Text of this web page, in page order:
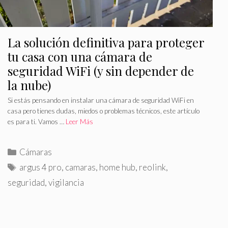
La solución definitiva para proteger
tu casa con una cámara de
seguridad WiFi (y sin depender de
la nube)
Si estás pensando en instalar una cámara de seguridad WiFi en
casa pero tienes dudas, miedos o problemas técnicos, este artículo
es para ti. Vamos … Leer Más
C
a
e
Cámaras
E
t
argus 4 pro, camaras, home hub, reolink,
seguridad,vigilancia